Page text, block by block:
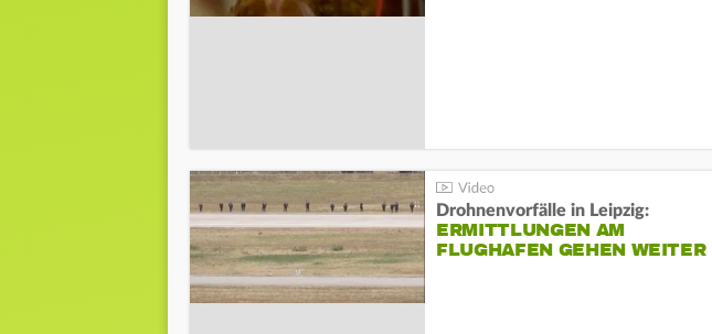
Drohnenvorfälle in Leipzig:
ERMITTLUNGEN AM
FLUGHAFEN GEHEN WEITER